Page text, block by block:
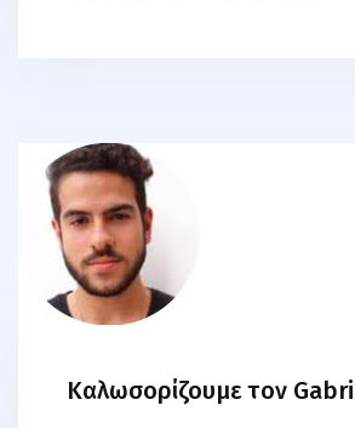
Καλωσορίζουμε τον